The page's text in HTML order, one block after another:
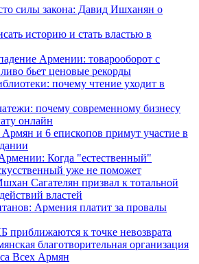
силы закона: Давид Ишханян о
историю и стать властью в
Армении: товарооборот с
бьет ценовые рекорды
почему чтение уходит в
почему современному бизнесу
онлайн
и 6 епископов примут участие в
Когда "естественный"
уже не поможет
Сагателян призвал к тотальной
властей
Армения платит за провалы
к точке невозврата
благотворительная организация
Всех Армян